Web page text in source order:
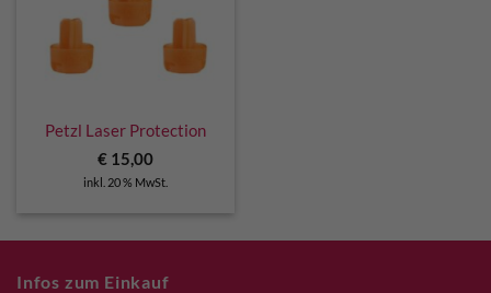
Petzl Laser Protection
€ 15,00
inkl. 20 % MwSt.
Infos zum Einkauf